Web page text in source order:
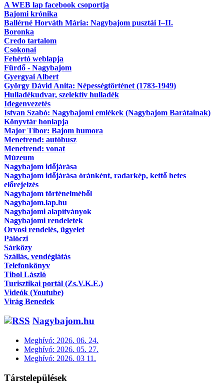
A WEB lap facebook csoportja
Bajomi krónika
Ballérné Horváth Mária: Nagybajom pusztái I–II.
Boronka
Credo tartalom
Csokonai
Fehértó weblapja
Fürdő - Nagybajom
Gyergyai Albert
György Dávid Anita: Népességtörténet (1783-1949)
Hulladékudvar, szelektív hulladék
Idegenvezetés
Istvan Szabó: Nagybajomi emlékek (Nagybajom Barátainak)
Könyvtár honlapja
Major Tibor: Bajom humora
Menetrend: autóbusz
Menetrend: vonat
Múzeum
Nagybajom időjárása
Nagybajom időjárása óránként, radarkép, kettő hetes
előrejelzés
Nagybajom történelméből
Nagybajom.lap.hu
Nagybajomi alapítványok
Nagybajomi rendeletek
Orvosi rendelés, ügyelet
Pálóczi
Sárközy
Szállás, vendéglátás
Telefonkönyv
Tibol László
Turisztikai portál (Zs.V.K.E.)
Videók (Youtube)
Virág Benedek
Nagybajom.hu
Meghívó: 2026. 06. 24.
Meghívó: 2026. 05. 27.
Meghívó: 2026. 03 11.
Társtelepülések